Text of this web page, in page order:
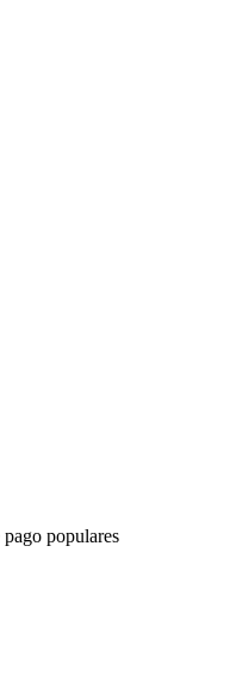
populares